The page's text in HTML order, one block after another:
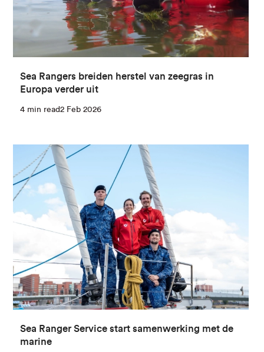
Sea Rangers breiden herstel van zeegras in
Europa verder uit
4 min read2 Feb 2026
Sea Ranger Service start samenwerking met de
marine